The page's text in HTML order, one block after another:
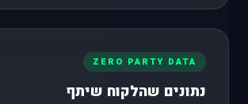
ZERO PARTY DATA
נתונים שהלקוח שיתף